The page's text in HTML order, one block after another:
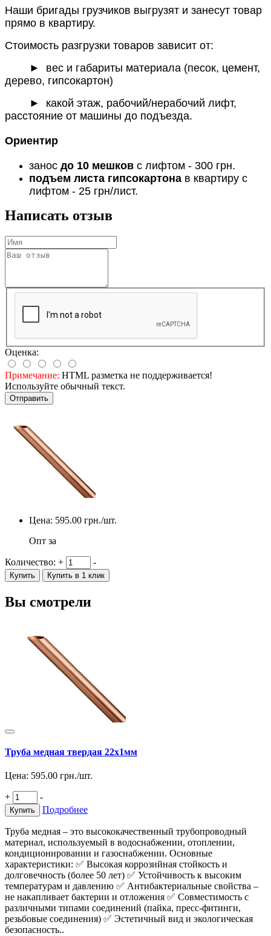
Наши бригады грузчиков выгрузят и занесут товар
прямо в квартиру.
Стоимость разгрузки товаров зависит от:
►
вес и габариты материала (песок, цемент,
дерево, гипсокартон)
► какой этаж, рабочий/нерабочий лифт,
расстояние от машины до подъезда.
Ориентир
занос до 10 мешков с лифтом - 300 грн.
подъем листа гипсокартона в квартиру с
лифтом - 25 грн/лист.
Написать отзыв
Оценка:
Примечание: HTML разметка не поддерживается!
Используйте обычный текст.
Отправить
Цена: 595.00 грн./шт.
Опт за
Количество: + -
Купить Купить в 1 клик
Вы смотрели
Труба медная твердая 22х1мм
Цена: 595.00 грн./шт.
+ -
Купить Подробнее
Труба медная – это высококачественный трубопроводный
материал, используемый в водоснабжении, отоплении,
кондиционировании и газоснабжении. Основные
характеристики: ✅ Высокая коррозийная стойкость и
долговечность (более 50 лет) ✅ Устойчивость к высоким
температурам и давлению ✅ Антибактериальные свойства –
не накапливает бактерии и отложения ✅ Совместимость с
различными типами соединений (пайка, пресс-фитинги,
резьбовые соединения) ✅ Эстетичный вид и экологическая
безопасность..